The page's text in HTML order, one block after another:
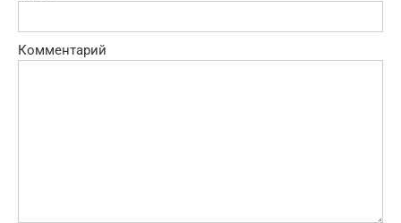
Комментарий